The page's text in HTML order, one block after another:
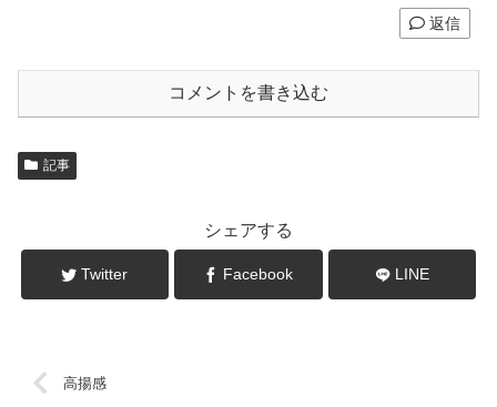
返信
コメントを書き込む
記事
シェアする
Twitter Facebook LINE
高揚感